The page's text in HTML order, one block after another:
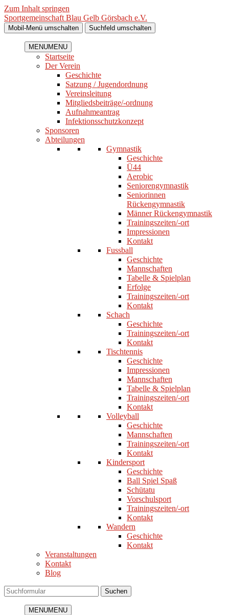
Zum Inhalt springen
Sportgemeinschaft Blau Gelb Görsbach e.V.
Mobil-Menü umschalten Suchfeld umschalten
MENUMENU
Startseite
Der Verein
Geschichte
Satzung / Jugendordnung
Vereinsleitung
Mitgliedsbeiträge/-ordnung
Aufnahmeantrag
Infektionsschutzkonzept
Sponsoren
Abteilungen
Gymnastik
Geschichte
Ü44
Aerobic
Seniorengymnastik
Seniorinnen
Rückengymnastik
Männer Rückengymnastik
Trainingszeiten/-ort
Impressionen
Kontakt
Fussball
Geschichte
Mannschaften
Tabelle & Spielplan
Erfolge
Trainingszeiten/-ort
Kontakt
Schach
Geschichte
Trainingszeiten/-ort
Kontakt
Tischtennis
Geschichte
Impressionen
Mannschaften
Tabelle & Spielplan
Trainingszeiten/-ort
Kontakt
Volleyball
Geschichte
Mannschaften
Trainingszeiten/-ort
Kontakt
Kindersport
Geschichte
Ball Spiel Spaß
Schütatu
Vorschulsport
Trainingszeiten/-ort
Kontakt
Wandern
Geschichte
Kontakt
Veranstaltungen
Kontakt
Blog
Suchen
MENUMENU